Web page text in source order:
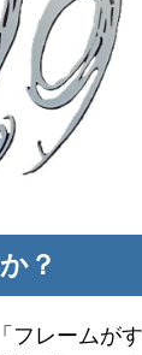
？
フレームが